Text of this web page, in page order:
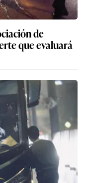
de
que evaluará